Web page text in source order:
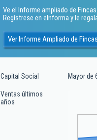
Ve el Informe ampliado de
Regístrese en eInforma y le
Ver Informe Ampliado de
Capital Social Mayor de
Ventas últimos
años